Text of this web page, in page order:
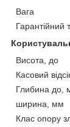
Вага
Гарантійний
Висота, до
Касовий
Глибина до,
ширина, мм
Клас опору